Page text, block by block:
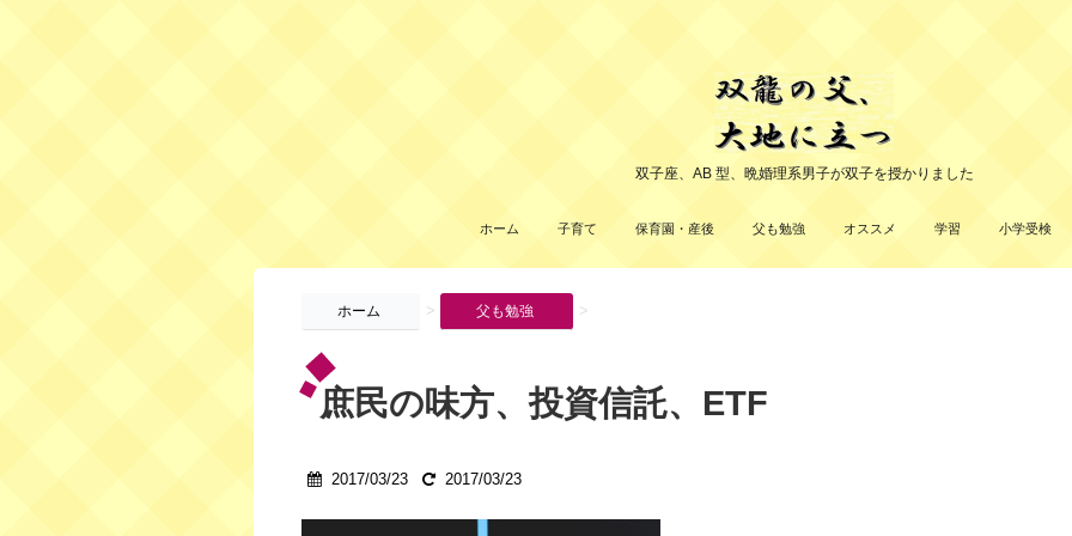
双子座、AB 型、晩婚理系男子が双子を授かりました
ホーム 子育て 保育園・産後 父も勉強 オススメ 学習 小学受検
ホーム > 父も勉強 >
庶民の味方、投資信託、ETF
2017/03/23 2017/03/23